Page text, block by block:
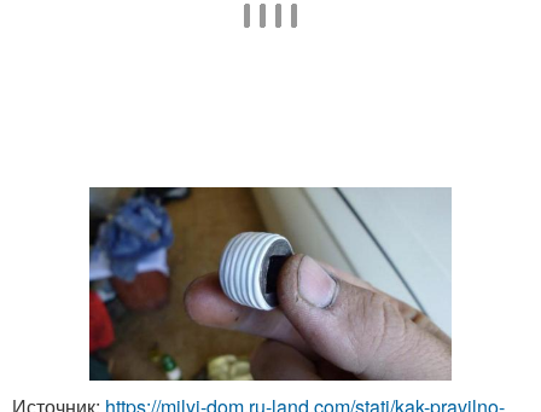
Источник: https://milyj-dom.ru-land.com/stati/kak-pravilno-